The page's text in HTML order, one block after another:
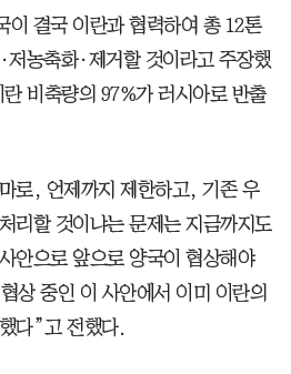
이 결국 이란과 협력하여 총 12톤
저농축화·제거할 것이라고 주장했
비축량의 97%가 러시아로 반출
로, 언제까지 제한하고, 기존 우
리할 것이냐는 문제는 지금까지도
안으로 앞으로 양국이 협상해야
상 중인 이 사안에서 이미 이란의
다”고 전했다.